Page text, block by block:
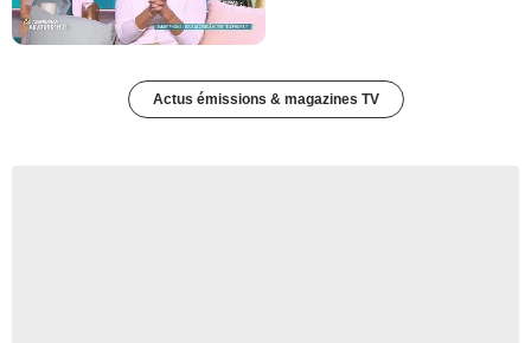
Actus émissions & magazines TV